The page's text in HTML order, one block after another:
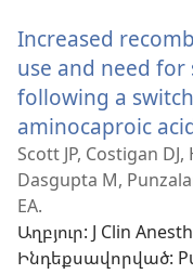
Increased
use and need
following a
aminocaproic
Scott JP, Costigan
Dasgupta M,
EA.
Աղբյուր‎: J Clin
Ինդեքսավորված‎: